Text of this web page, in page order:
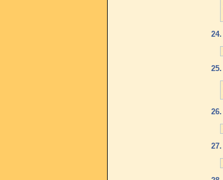
24.
25.
26.
27.